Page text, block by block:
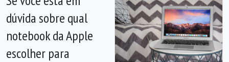
dúvida sobre qual
notebook da Apple
escolher para